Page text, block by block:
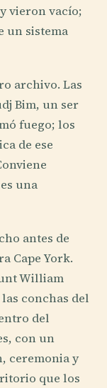
vieron vacío;
un sistema
archivo. Las
Bim, un ser
fuego; los
de ese
una
antes de
Cape York.
William
conchas del
del
con un
ceremonia y
que los